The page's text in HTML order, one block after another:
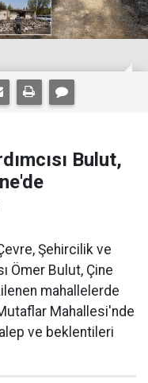
Bulut,
Şehircilik ve
Ömer Bulut, Çine
mahallelerde
Mahallesi'nde
ve beklentileri